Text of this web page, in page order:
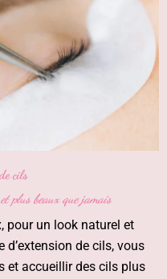
cils
plus beaux que jamais
pour un look naturel et
de cils, vous
et accueillir des cils plus